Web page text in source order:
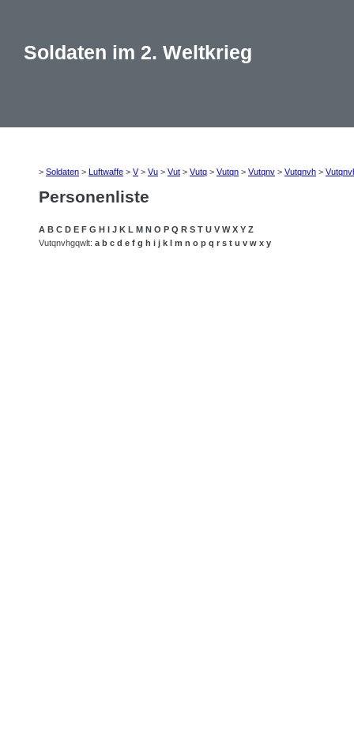
Soldaten im 2. Weltkrieg
> Soldaten > Luftwaffe > V> Vu > Vut > Vutq > Vutqn > Vutqnv > Vutqnvh >
Personenliste
A B C D E F G H I J K L M N O P Q R S T U V W X Y Z
Vutqnvhgqwlt: a b c d e f g h i j k l m n o p q r s t u v w x y